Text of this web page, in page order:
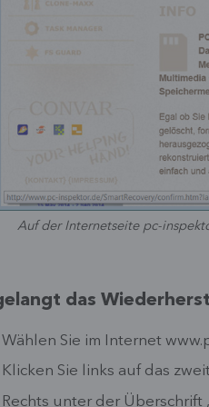
Auf der Internetseite pc-
das
Wählen Sie im Internet
Klicken Sie links auf das
Rechts unter der Überschrift